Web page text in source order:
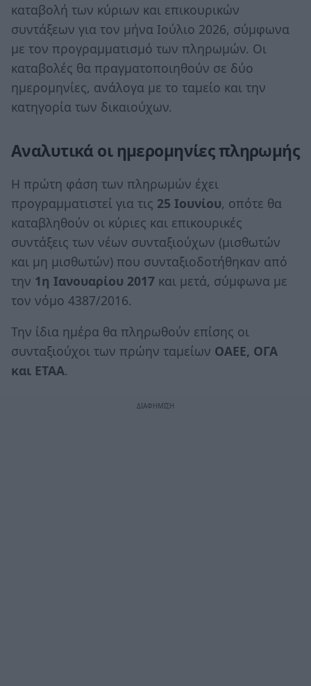
καταβολή των κύριων και επικουρικών
συντάξεων για τον μήνα Ιούλιο 2026, σύμφωνα
με τον προγραμματισμό των πληρωμών. Οι
καταβολές θα πραγματοποιηθούν σε δύο
ημερομηνίες, ανάλογα με το ταμείο και την
κατηγορία των δικαιούχων.
Αναλυτικά οι ημερομηνίες πληρωμής
Η πρώτη φάση των πληρωμών έχει
προγραμματιστεί για τις 25 Ιουνίου, οπότε θα
καταβληθούν οι κύριες και επικουρικές
συντάξεις των νέων συνταξιούχων (μισθωτών
και μη μισθωτών) που συνταξιοδοτήθηκαν από
την 1η Ιανουαρίου 2017 και μετά, σύμφωνα με
τον νόμο 4387/2016.
Την ίδια ημέρα θα πληρωθούν επίσης οι
συνταξιούχοι των πρώην ταμείων ΟΑΕΕ, ΟΓΑ
και ΕΤΑΑ.